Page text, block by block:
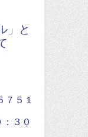
」と
５１
３０